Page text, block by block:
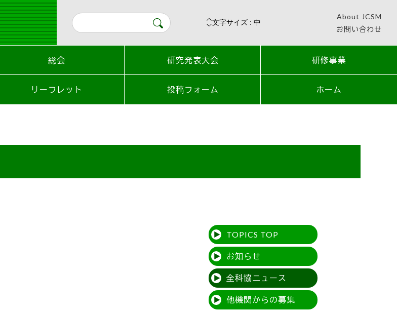
About JCSM
お問い合わせ
総会 研究発表大会 研修事業
リーフレット 投稿フォーム ホーム
TOPICS TOP
お知らせ
全科協ニュース
他機関からの募集